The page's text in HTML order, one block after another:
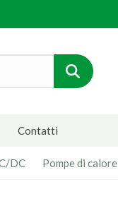
Contatti
DC Pompe di calore